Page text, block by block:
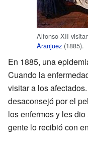
Alfonso XII
Aranjuez (1885).
En 1885, una
Cuando la
visitar a los
desaconsejó por el
los enfermos y les
gente lo recibió con